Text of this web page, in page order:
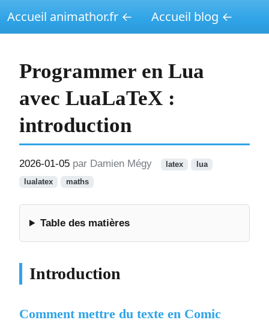
Accueil animathor.fr ← Accueil blog ←
Programmer en Lua
avec LuaLaTeX :
introduction
2026-01-05 par Damien Mégy latex lua
lualatex maths
Table des matières
Introduction
Comment mettre du texte en Comic